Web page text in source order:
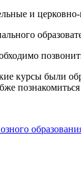
и
курсы были